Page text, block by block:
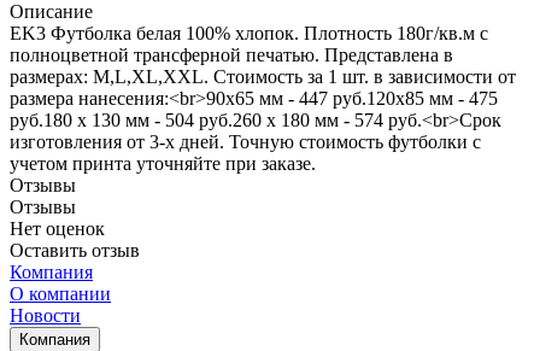
Описание
EK3 Футболка белая 100% хлопок. Плотность 180г/кв.м с
полноцветной трансферной печатью. Представлена в
размерах: M,L,XL,XXL. Стоимость за 1 шт. в зависимости от
размера нанесения:<br>90х65 мм - 447 руб.120х85 мм - 475
руб.180 х 130 мм - 504 руб.260 х 180 мм - 574 руб.<br>Срок
изготовления от 3-х дней. Точную стоимость футболки с
учетом принта уточняйте при заказе.
Отзывы
Отзывы
Нет оценок
Оставить отзыв
Компания
О компании
Новости
Компания